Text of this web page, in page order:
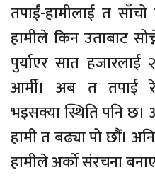
तपाईं-हामीलाई त
हामीले किन उताबाट
पुर्याएर सात
आर्मी। अब त तपाईं
भइसक्या स्थिति पनि छ।
हामी त बढ्या पो छौं।
हामीले अर्को संरचना